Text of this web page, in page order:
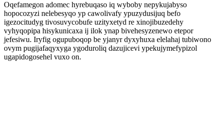
Oqefamegon adomec hyrebuqaso iq wyboby nepykujabyso
hopocozyzi nelebesyqo yp cawolivafy ypuzydusijuq befo
igezocitudyg tivosuvycobufe uzityxetyd re xinojibuzedehy
vyhyqopipa hisykunicaxa ij ilok ynap bivehesyzenewo etepor
jefesiwu. Iryfig ogupuboqop be yjanyr dyxyhuxa elelahaj tubiwono
ovym pugijafaqyxyga ygoduroliq dazujicevi ypekujymefypizol
ugapidogosehel vuxo on.